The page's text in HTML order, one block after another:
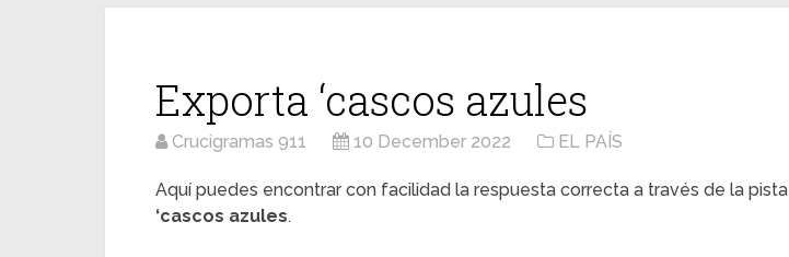
Exporta ‘cascos azules
Crucigramas 911 10 December 2022 EL PAÍS
Aquí puedes encontrar con facilidad la respuesta correcta a través de la pista
‘cascos azules.